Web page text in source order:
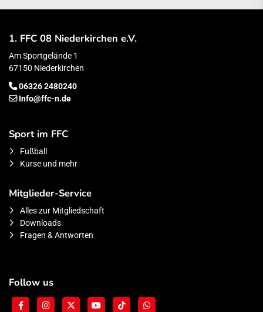
1. FFC 08 Niederkirchen e.V.
Am Sportgelände 1
67150 Niederkirchen
06326 2480240
Info@ffc-n.de
Sport im FFC
Fußball
Kurse und mehr
Mitglieder-Service
Alles zur Mitgliedschaft
Downloads
Fragen & Antworten
Follow us